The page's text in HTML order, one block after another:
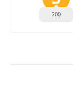
200